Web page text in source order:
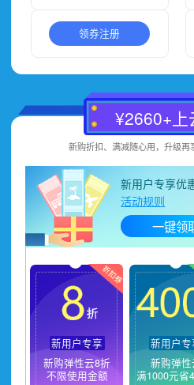
领券注册
¥2660+上
新购折扣、满减随心用，升级再
新用户专享优
活动规则
一键领
新用户专享
新购弹性云8折
不限使用金额
新用户专
新购弹性
满1000元省